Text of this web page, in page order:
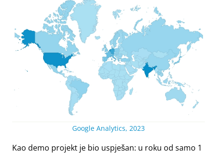
Google Analytics, 2023
Kao demo projekt je bio uspješan: u roku od samo 1